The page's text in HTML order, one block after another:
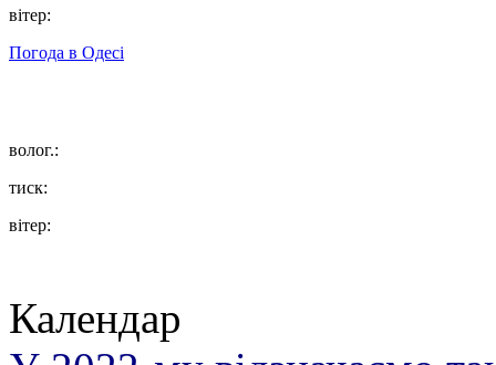
вітер:
Погода в Одесі
волог.:
тиск:
вітер:
Календар